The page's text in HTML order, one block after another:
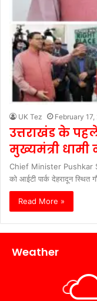
UK Tez February
उत्तराखंड के
मुख्यमंत्री धामी
Chief Minister Pushkar
को आईटी पार्क देहरादून स्थित
Read More »
Weather